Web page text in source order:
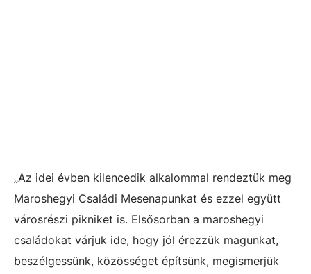
„Az idei évben kilencedik alkalommal rendeztük meg
Maroshegyi Családi Mesenapunkat és ezzel együtt
városrészi pikniket is. Elsősorban a maroshegyi
családokat várjuk ide, hogy jól érezzük magunkat,
beszélgessünk, közösséget építsünk, megismerjük